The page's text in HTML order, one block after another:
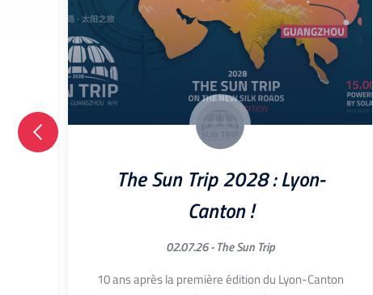
The Sun Trip 2028 : Lyon-
Canton !
02.07.26 -The Sun Trip
10 ans après la première édition du Lyon-Canton